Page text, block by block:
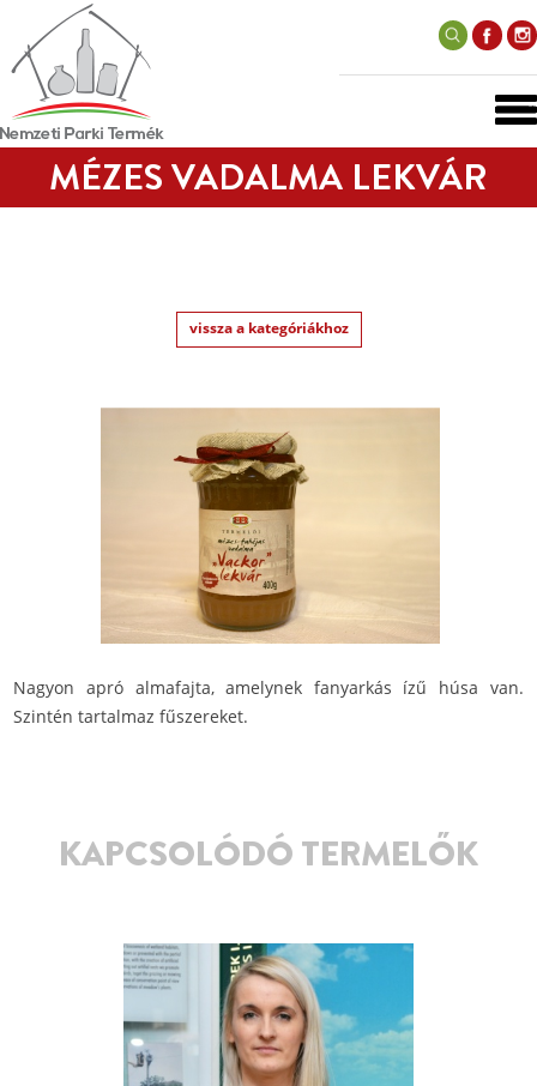
MÉZES VADALMA LEKVÁR
vissza a kategóriákhoz
Nagyon apró almafajta, amelynek fanyarkás ízű húsa van.
Szintén tartalmaz fűszereket.
KAPCSOLÓDÓ TERMELŐK